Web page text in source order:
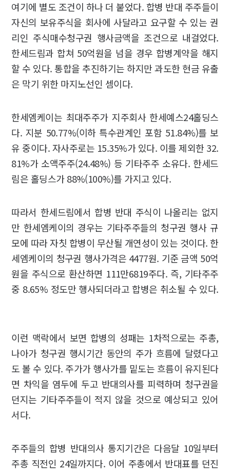
여기에 별도 조건이 하나 더 붙었다. 합병 반대 주주들이
자신의 보유주식을 회사에 사달라고 요구할 수 있는 권
리인 주식매수청구권 행사금액을 조건으로 내걸었다.
한세드림과 합쳐 50억원을 넘을 경우 합병계약을 해지
할 수 있다. 통합을 추진하기는 하지만 과도한 현금 유출
은 막기 위한 마지노선인 셈이다.
한세엠케이는 최대주주가 지주회사 한세예스24홀딩스
다. 지분 50.77%(이하 특수관계인 포함 51.84%)를 보
유 중이다. 자사주로는 15.35%가 있다. 이를 제외한 32.
81%가 소액주주(24.48%) 등 기타주주 소유다. 한세드
림은 홀딩스가 88%(100%)를 가지고 있다.
따라서 한세드림에서 합병 반대 주식이 나올리는 없지
만 한세엠케이의 경우는 기타주주들의 청구권 행사 규
모에 따라 자칫 합병이 무산될 개연성이 있는 것이다. 한
세엠케이의 청구권 행사가격은 4477원. 기준 금액 50억
원을 주식으로 환산하면 111만6819주다. 즉, 기타주주
중 8.65% 정도만 행사되더라고 합병은 취소될 수 있다.
이런 맥락에서 보면 합병의 성패는 1차적으로는 주총,
나아가 청구권 행시기간 동안의 주가 흐름에 달렸다고
도 볼 수 있다. 주가가 행사가를 밑도는 흐름이 유지된다
면 차익을 염두에 두고 반대의사를 피력하며 청구권을
던지는 기타주주들이 적지 않을 것으로 예상되고 있어
서다.
주주들의 합병 반대의사 통지기간은 다음달 10일부터
주총 직전인 24일까지다. 이어 주총에서 반대표를 던진